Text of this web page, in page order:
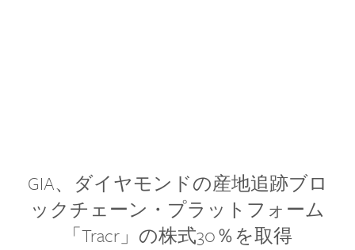
GIA、ダイヤモンドの産地追跡ブロ
ックチェーン・プラットフォーム
「Tracr」の株式30％を取得